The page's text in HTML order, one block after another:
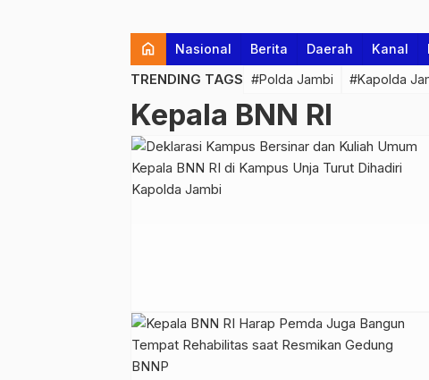
home Nasional Berita Daerah Kanal
TRENDING TAGS #Polda Jambi #Kapolda
Kepala BNN RI